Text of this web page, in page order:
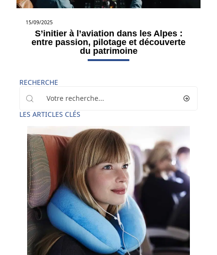
15/09/2025
S’initier à l’aviation dans les Alpes :
entre passion, pilotage et découverte
du patrimoine
RECHERCHE
LES ARTICLES CLÉS